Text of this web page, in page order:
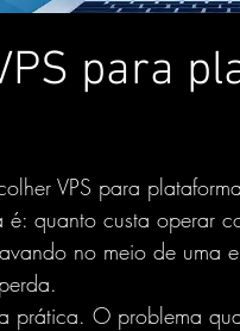
para
VPS para
quanto custa operar
no meio de uma
prática. O problema